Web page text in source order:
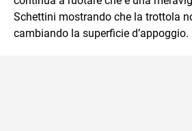
Schettini mostrando che la trottola
cambiando la superficie d’appoggio.